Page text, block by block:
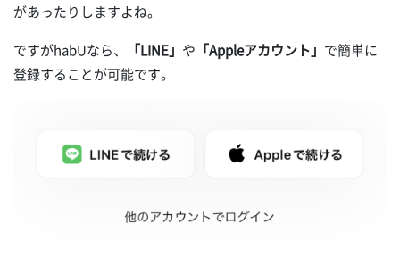
があったりしますよね。
ですがhabUなら、
「LINE」 や 「Appleアカウント」 で簡単に
登録することが可能です。